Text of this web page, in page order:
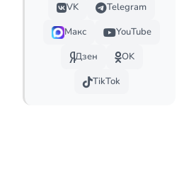
VK
Telegram
Макс
YouTube
Дзен
OK
TikTok